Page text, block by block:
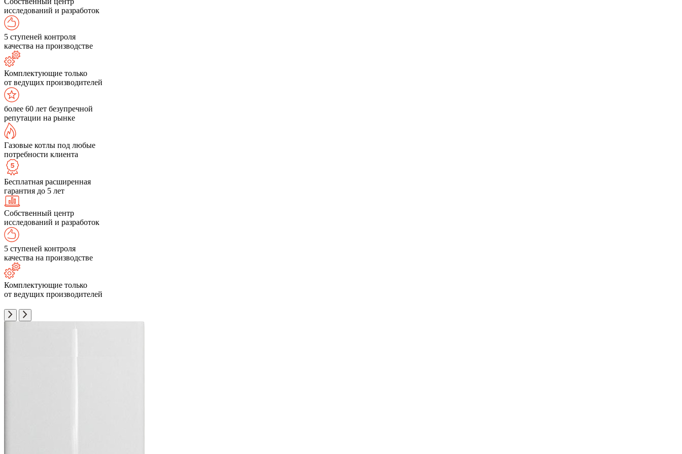
исследований и разработок
5 ступеней контроля
качества на производстве
Комплектующие только
от ведущих производителей
более 60 лет безупречной
репутации на рынке
Газовые котлы под любые
потребности клиента
Бесплатная расширенная
гарантия до 5 лет
Собственный центр
исследований и разработок
5 ступеней контроля
качества на производстве
Комплектующие только
от ведущих производителей